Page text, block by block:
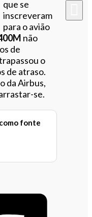
que se
inscreveram
para o avião
não
de
o
de atraso.
da Airbus,
se.
fonte